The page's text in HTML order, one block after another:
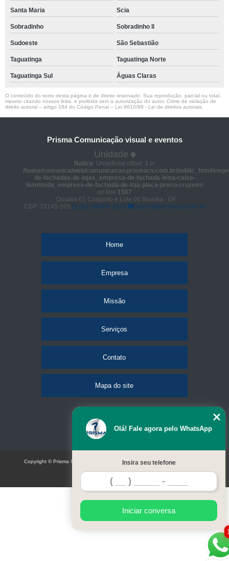
Santa Maria Scia
Sobradinho Sobradinho ll
Sudoeste São Sebastião
Taguatinga Taguatinga Norte
Taguatinga Sul Águas Claras
O conteúdo do texto desta página é de direito reservado. Sua reprodução, parcial ou total,
mesmo citando nossos links, é proibida sem a autorização do autor. Crime de violação de
direito autoral – artigo 184 do Código Penal – Lei 9610/98 - Lei de direitos autorais
Prisma Comunicação visual e eventos
Unidade
Notice: Undefined offset: 3 in
/home/comunica/web/comunicacao.prismacv.com.br/public_html/
de-fachadas-de-lojas_empresa-de-fachada-letra-caixa-
iluminada_empresa-de-fachada-de-loja-placa-preco-cruzeiro
on line 1567
- Quadra 01 Conjunto e Lote 06 Brasília - DF
CEP: 72145-105
(61) 98664-2818 prisma@prismacv.com.br
Home
Empresa
Missão
Serviços
Contato
Mapa do site
Olá! Fale agora pelo WhatsApp
Insira seu telefone
Iniciar conversa
Copyright © Prisma Comunicação visual e eventos (Lei 9610 de 19/02/1998)
W3C